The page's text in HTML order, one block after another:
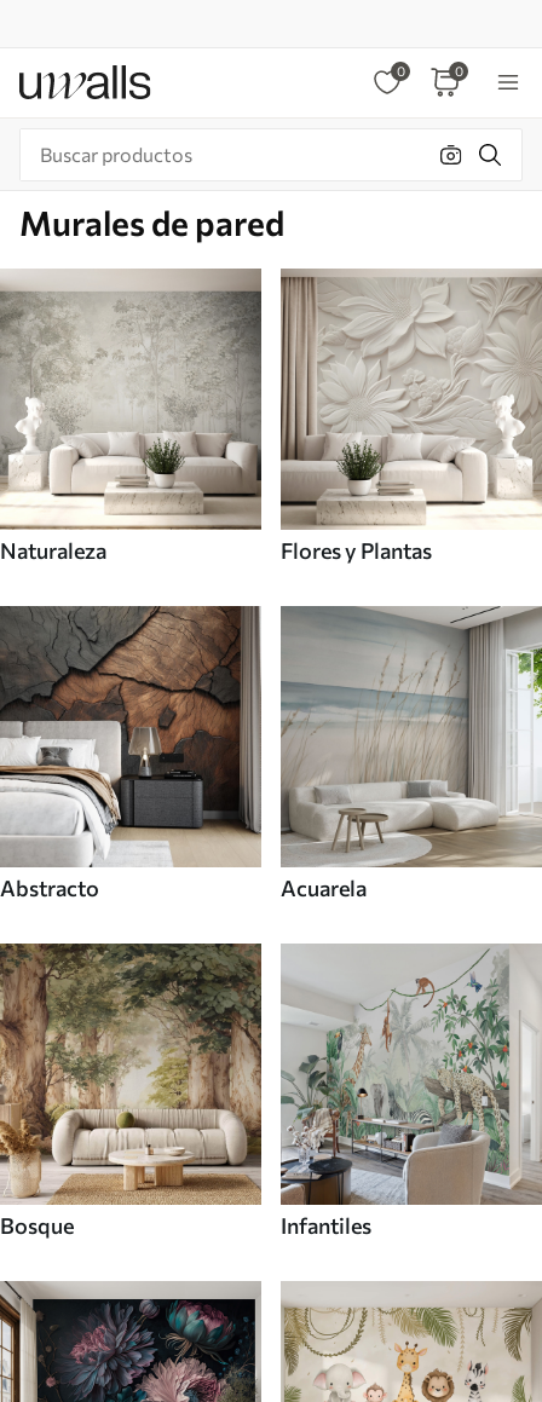
0 0
Murales de pared
Naturaleza Flores y Plantas
Abstracto Acuarela
Bosque Infantiles